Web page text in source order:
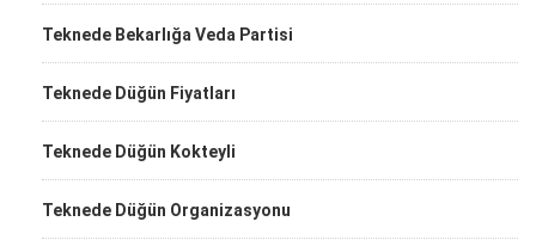
Teknede Bekarlığa Veda Partisi
Teknede Düğün Fiyatları
Teknede Düğün Kokteyli
Teknede Düğün Organizasyonu